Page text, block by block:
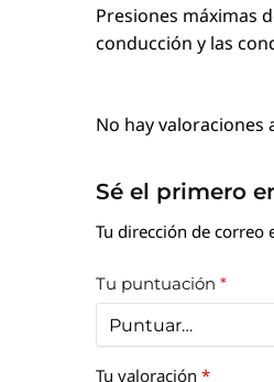
Presiones máximas
conducción y las
No hay valoraciones
Sé el primero
Tu dirección de
Tu puntuación*